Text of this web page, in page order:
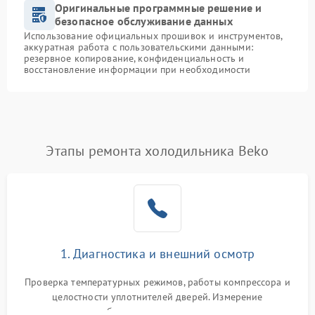
Оригинальные программные решение и
безопасное обслуживание данных
Использование официальных прошивок и инструментов,
аккуратная работа с пользовательскими данными:
резервное копирование, конфиденциальность и
восстановление информации при необходимости
Этапы ремонта холодильника Beko
1. Диагностика и внешний осмотр
Проверка температурных режимов, работы компрессора и
целостности уплотнителей дверей. Измерение
сопротивления обмоток мотора, проверка термостата и